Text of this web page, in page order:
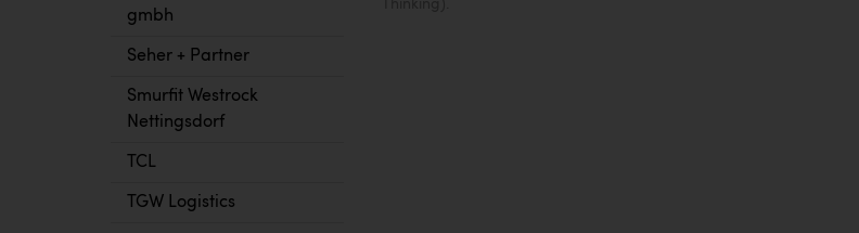
gmbh
Seher + Partner
Smurfit Westrock
Nettingsdorf
TCL
TGW Logistics